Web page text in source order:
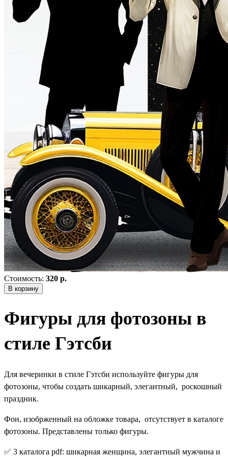
Стоимость: 320 р.
В корзину
Фигуры для фотозоны в
стиле Гэтсби
Для вечеринки в стиле Гэтсби используйте фигуры для
фотозоны, чтобы создать шикарный, элегантный, роскошный
праздник.
Фон, изобрженный на обложке товара, отсутствует в каталоге
фотозоны. Представлены только фигуры.
✅ 3 каталога pdf: шикарная женщина, элегантный мужчина и